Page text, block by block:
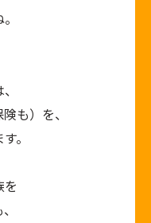
も）を、
。